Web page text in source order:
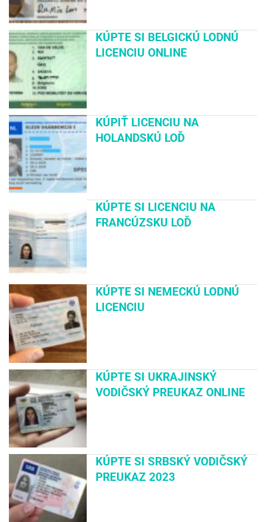
KÚPTE SI BELGICKÚ LODNÚ
LICENCIU ONLINE
KÚPIŤ LICENCIU NA
HOLANDSKÚ LOĎ
KÚPTE SI LICENCIU NA
FRANCÚZSKU LOĎ
KÚPTE SI NEMECKÚ LODNÚ
LICENCIU
KÚPTE SI UKRAJINSKÝ
VODIČSKÝ PREUKAZ ONLINE
KÚPTE SI SRBSKÝ VODIČSKÝ
PREUKAZ 2023